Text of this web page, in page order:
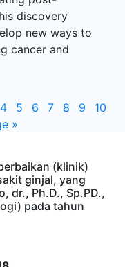
discovery
new ways to
cancer and
4 5 6 7 8 9
10
»
(klinik)
ginjal, yang
dr., Ph.D., Sp.PD.,
pada tahun